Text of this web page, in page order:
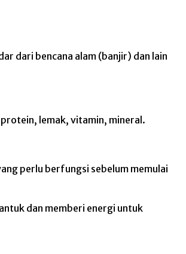
dari bencana alam (banjir) dan lain
lemak, vitamin, mineral.
perlu berfungsi sebelum memulai
dan memberi energi untuk